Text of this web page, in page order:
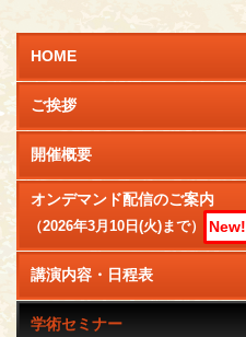
HOME
ご挨拶
開催概要
オンデマンド配信のご案内
（2026年3月10日(火)まで） New!
講演内容・日程表
学術セミナー